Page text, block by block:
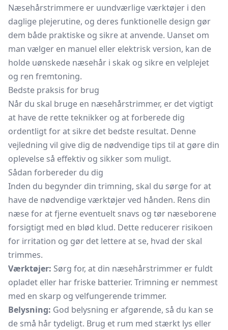
Næsehårstrimmere er uundværlige værktøjer i den
daglige plejerutine, og deres funktionelle design gør
dem både praktiske og sikre at anvende. Uanset om
man vælger en manuel eller elektrisk version, kan de
holde uønskede næsehår i skak og sikre en velplejet
og ren fremtoning.
Bedste praksis for brug
Når du skal bruge en næsehårstrimmer, er det vigtigt
at have de rette teknikker og at forberede dig
ordentligt for at sikre det bedste resultat. Denne
vejledning vil give dig de nødvendige tips til at gøre din
oplevelse så effektiv og sikker som muligt.
Sådan forbereder du dig
Inden du begynder din trimning, skal du sørge for at
have de nødvendige værktøjer ved hånden. Rens din
næse for at fjerne eventuelt snavs og tør næseborene
forsigtigt med en blød klud. Dette reducerer risikoen
for irritation og gør det lettere at se, hvad der skal
trimmes.
Værktøjer: Sørg for, at din næsehårstrimmer er fuldt
opladet eller har friske batterier. Trimning er nemmest
med en skarp og velfungerende trimmer.
Belysning: God belysning er afgørende, så du kan se
de små hår tydeligt. Brug et rum med stærkt lys eller